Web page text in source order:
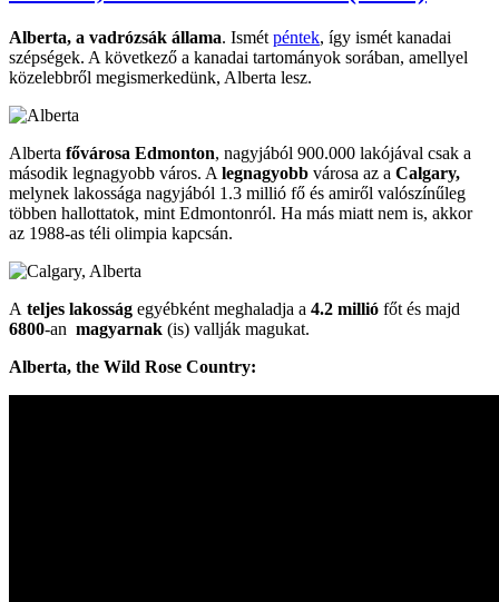
Alberta, a vadrózsák állama. Ismét péntek, így ismét kanadai
szépségek. A következő a kanadai tartományok sorában, amellyel
közelebbről megismerkedünk, Alberta lesz.
Alberta fővárosa Edmonton, nagyjából 900.000 lakójával csak a
második legnagyobb város. A legnagyobb városa az a Calgary,
melynek lakossága nagyjából 1.3 millió fő és amiről valószínűleg
többen hallottatok, mint Edmontonról. Ha más miatt nem is, akkor
az 1988-as téli olimpia kapcsán.
A teljes lakosság egyébként meghaladja a 4.2 millió főt és majd
6800-an magyarnak (is) vallják magukat.
Alberta, the Wild Rose Country: